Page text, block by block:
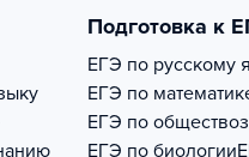
Подготовка к
ЕГЭ по русскому
ЕГЭ по
ЕГЭ по
ЕГЭ по биологии